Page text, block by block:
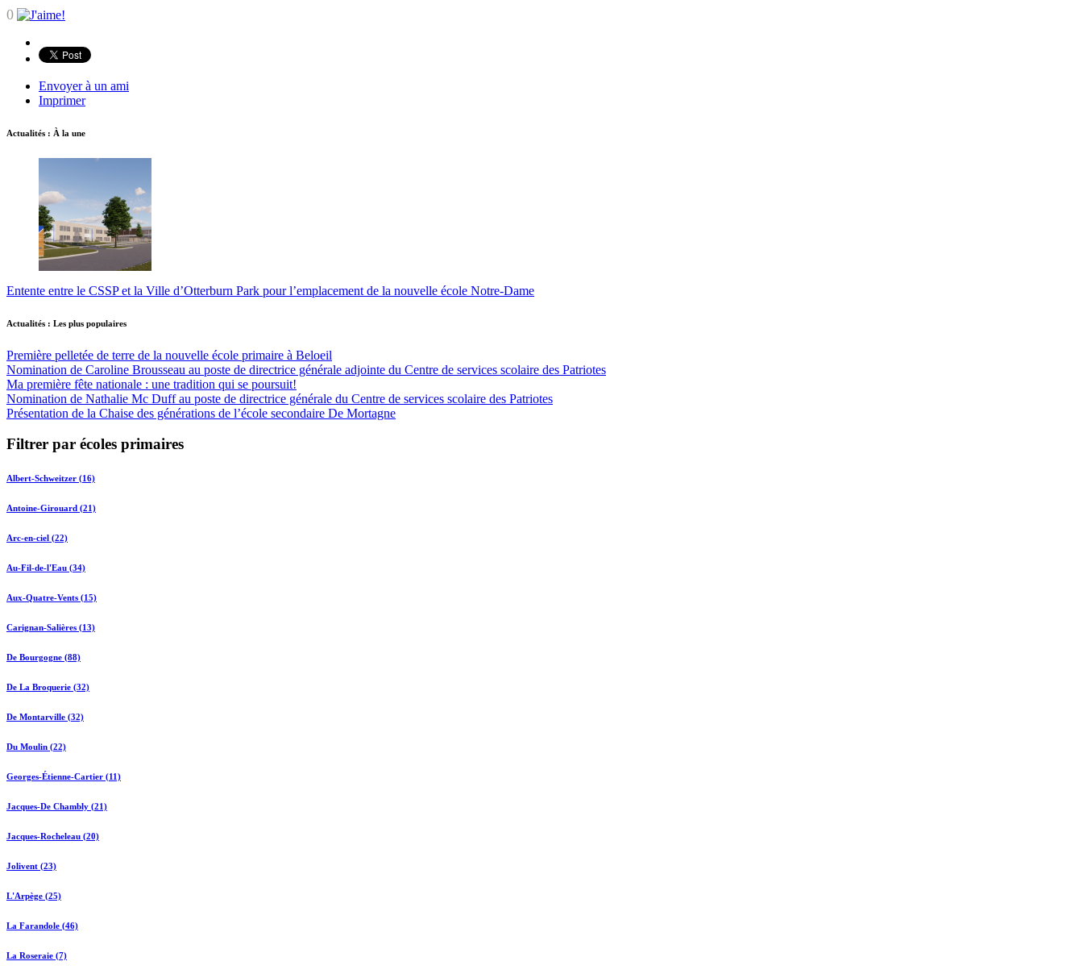
0
Envoyer à un ami
Imprimer
Actualités : À la une
Entente entre le CSSP et la Ville d’Otterburn Park pour l’emplacement de la nouvelle école Notre-Dame
Actualités : Les plus populaires
Première pelletée de terre de la nouvelle école primaire à Beloeil
Nomination de Caroline Brousseau au poste de directrice générale adjointe du Centre de services scolaire des Patriotes
Ma première fête nationale : une tradition qui se poursuit!
Nomination de Nathalie Mc Duff au poste de directrice générale du Centre de services scolaire des Patriotes
Présentation de la Chaise des générations de l’école secondaire De Mortagne
Filtrer par écoles primaires
Albert-Schweitzer (16)
Antoine-Girouard (21)
Arc-en-ciel (22)
Au-Fil-de-l'Eau (34)
Aux-Quatre-Vents (15)
Carignan-Salières (13)
De Bourgogne (88)
De La Broquerie (32)
De Montarville (32)
Du Moulin (22)
Georges-Étienne-Cartier (11)
Jacques-De Chambly (21)
Jacques-Rocheleau (20)
Jolivent (23)
L'Arpège (25)
La Farandole (46)
La Roseraie (7)